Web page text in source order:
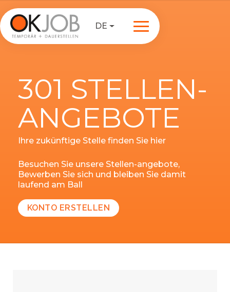
DE
301 STELLEN-
ANGEBOTE
Ihre zukünftige Stelle finden Sie hier
Besuchen Sie unsere Stellen-angebote,
Bewerben Sie sich und bleiben Sie damit
laufend am Ball
KONTO ERSTELLEN